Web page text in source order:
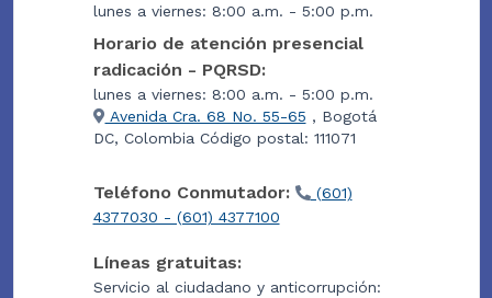
lunes a viernes: 8:00 a.m. - 5:00 p.m.
Horario de atención presencial
radicación - PQRSD:
lunes a viernes: 8:00 a.m. - 5:00 p.m.
Avenida Cra. 68 No. 55-65 , Bogotá
DC, Colombia Código postal: 111071
Teléfono Conmutador:
(601)
4377030 - (601) 4377100
Líneas gratuitas:
Servicio al ciudadano y anticorrupción: